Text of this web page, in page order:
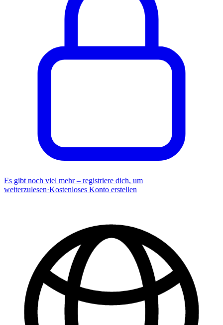
Es gibt noch viel mehr – registriere dich, um
weiterzulesen·Kostenloses Konto erstellen